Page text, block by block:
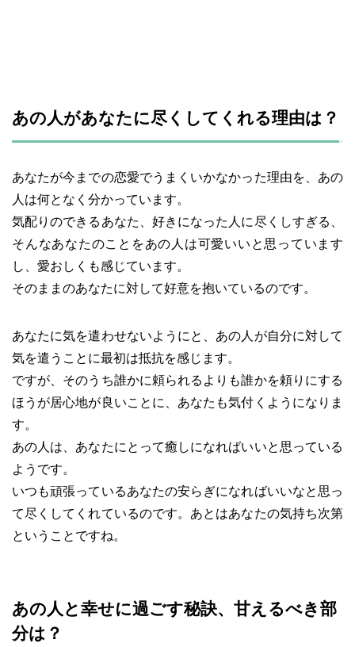
あの人があなたに尽くしてくれる理由は？
あなたが今までの恋愛でうまくいかなかった理由を、あの
人は何となく分かっています。
気配りのできるあなた、好きになった人に尽くしすぎる、
そんなあなたのことをあの人は可愛いいと思っています
し、愛おしくも感じています。
そのままのあなたに対して好意を抱いているのです。
あなたに気を遣わせないようにと、あの人が自分に対して
気を遣うことに最初は抵抗を感じます。
ですが、そのうち誰かに頼られるよりも誰かを頼りにする
ほうが居心地が良いことに、あなたも気付くようになりま
す。
あの人は、あなたにとって癒しになればいいと思っている
ようです。
いつも頑張っているあなたの安らぎになればいいなと思っ
て尽くしてくれているのです。あとはあなたの気持ち次第
ということですね。
あの人と幸せに過ごす秘訣、甘えるべき部
分は？